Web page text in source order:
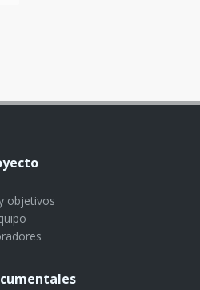
objetivos